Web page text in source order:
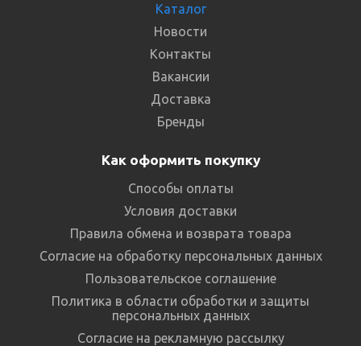
Каталог
Новости
Контакты
Вакансии
Доставка
Бренды
Как оформить покупку
Способы оплаты
Условия доставки
Правила обмена и возврата товара
Согласие на обработку персональных данных
Пользовательское соглашение
Политика в области обработки и защиты
персональных данных
Согласие на рекламную рассылку